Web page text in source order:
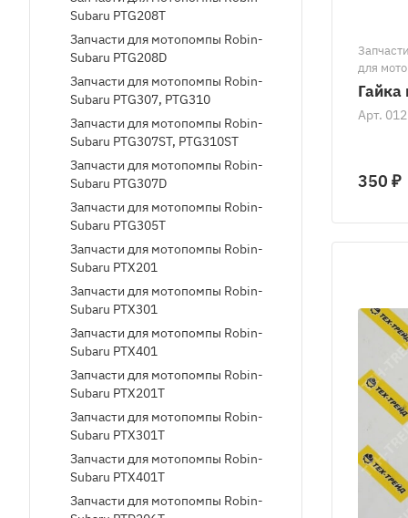
для
Robin-
PTX301/
Daishin
Арт.
350 ₽
Subaru PTG208T
Запчасти для мотопомпы Robin-
Subaru PTG208D
Запчасти для мотопомпы Robin-
Subaru PTG307, PTG310
Запчасти для мотопомпы Robin-
Subaru PTG307ST, PTG310ST
Запчасти для мотопомпы Robin-
Subaru PTG307D
Запчасти для мотопомпы Robin-
Subaru PTG305T
Запчасти для мотопомпы Robin-
Subaru PTX201
Запчасти для мотопомпы Robin-
Subaru PTX301
Запчасти для мотопомпы Robin-
Subaru PTX401
Запчасти для мотопомпы Robin-
Subaru PTX201T
Запчасти для мотопомпы Robin-
Subaru PTX301T
Запчасти для мотопомпы Robin-
Subaru PTX401T
Запчасти для мотопомпы Robin-